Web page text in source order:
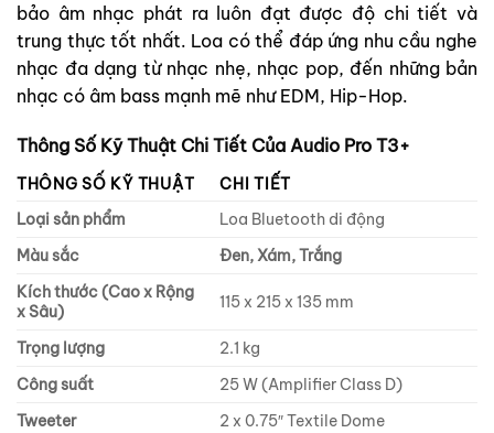
bảo âm nhạc phát ra luôn đạt được độ chi tiết và
trung thực tốt nhất. Loa có thể đáp ứng nhu cầu nghe
nhạc đa dạng từ nhạc nhẹ, nhạc pop, đến những bản
nhạc có âm bass mạnh mẽ như EDM, Hip-Hop.
Thông Số Kỹ Thuật Chi Tiết Của Audio Pro T3+
THÔNG SỐ KỸ THUẬT
CHI TIẾT
Loại sản phẩm
Loa Bluetooth di động
Màu sắc
Đen, Xám, Trắng
Kích thước (Cao x Rộng
x Sâu)
115 x 215 x 135 mm
Trọng lượng
2.1 kg
Công suất
25 W (Amplifier Class D)
Tweeter
2 x 0.75″ Textile Dome